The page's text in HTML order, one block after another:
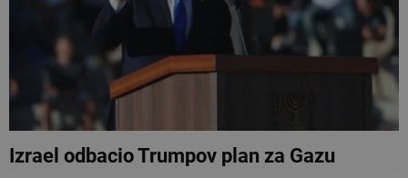
Izrael odbacio Trumpov plan za Gazu